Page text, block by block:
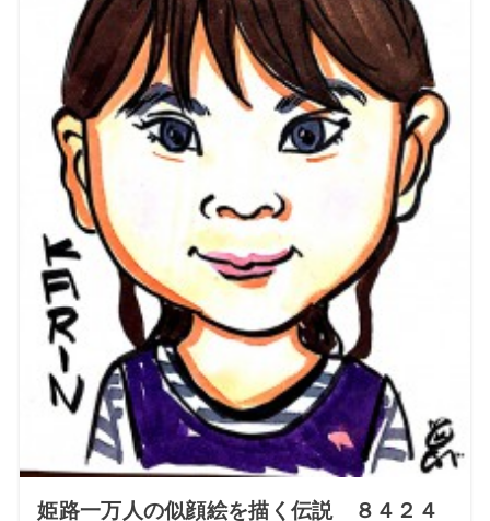
姫路一万人の似顔絵を描く伝説 ８４２４